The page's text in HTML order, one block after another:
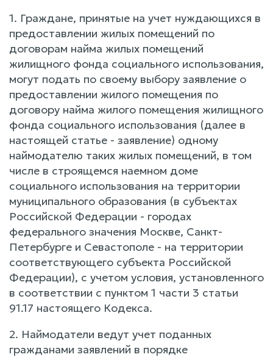
1. Граждане, принятые на учет нуждающихся в
предоставлении жилых помещений по
договорам найма жилых помещений
жилищного фонда социального использования,
могут подать по своему выбору заявление о
предоставлении жилого помещения по
договору найма жилого помещения жилищного
фонда социального использования (далее в
настоящей статье - заявление) одному
наймодателю таких жилых помещений, в том
числе в строящемся наемном доме
социального использования на территории
муниципального образования (в субъектах
Российской Федерации - городах
федерального значения Москве, Санкт-
Петербурге и Севастополе - на территории
соответствующего субъекта Российской
Федерации), с учетом условия, установленного
в соответствии с пунктом 1 части 3 статьи
91.17 настоящего Кодекса.
2. Наймодатели ведут учет поданных
гражданами заявлений в порядке